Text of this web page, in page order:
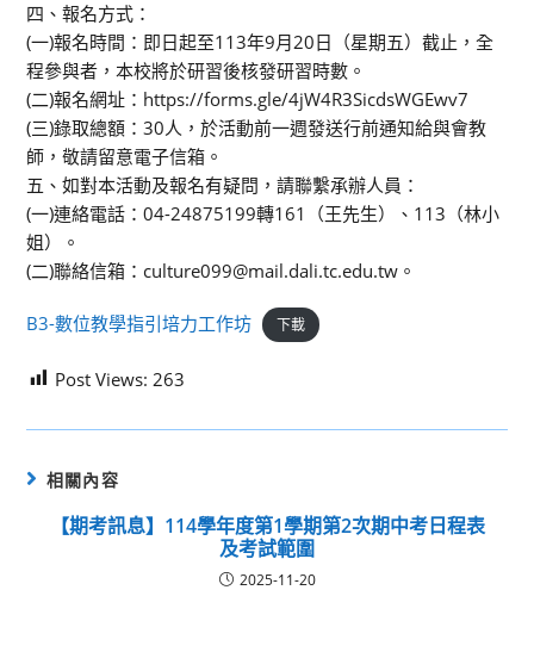
四、報名方式：
(一)報名時間：即日起至113年9月20日（星期五）截止，全
程參與者，本校將於研習後核發研習時數。
(二)報名網址：https://forms.gle/4jW4R3SicdsWGEwv7
(三)錄取總額：30人，於活動前一週發送行前通知給與會教
師，敬請留意電子信箱。
五、如對本活動及報名有疑問，請聯繫承辦人員：
(一)連絡電話：04-24875199轉161（王先生）、113（林小
姐）。
(二)聯絡信箱：culture099@mail.dali.tc.edu.tw。
B3-數位教學指引培力工作坊 下載
Post Views: 263
相關內容
【期考訊息】114學年度第1學期第2次期中考日程表
及考試範圍
2025-11-20